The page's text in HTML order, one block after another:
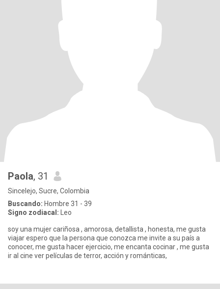
Paola, 31
Sincelejo, Sucre, Colombia
Buscando: Hombre 31 - 39
Signo zodiacal: Leo
soy una mujer cariñosa , amorosa, detallista , honesta, me gusta
viajar espero que la persona que conozca me invite a su país a
conocer, me gusta hacer ejercicio, me encanta cocinar , me gusta
ir al cine ver películas de terror, acción y románticas,